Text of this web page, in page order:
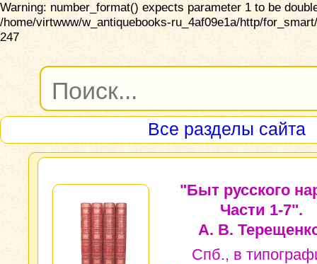
Warning: number_format() expects parameter 1 to be
/home/virtwww/w_antiquebooks-ru_4af09e1a/http/
247
Все разделы сайта
"Быт русского
Части 1-7".
А. В.
Спб., в